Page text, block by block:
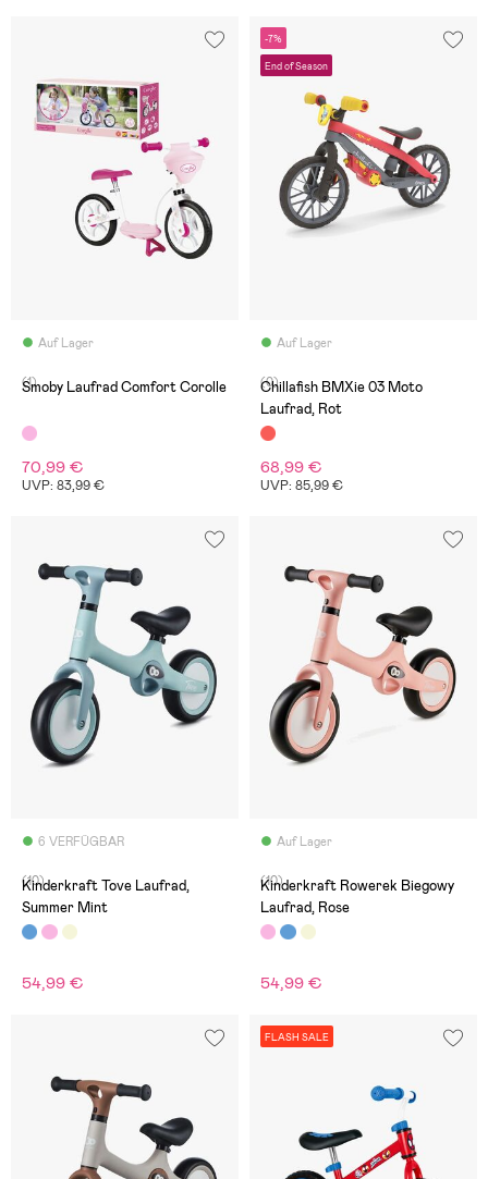
Auf Lager
(1)
Smoby Laufrad Comfort Corolle
70,99 €
UVP: 83,99 €
-7%
End of Season
Auf Lager
(0)
Chillafish BMXie 03 Moto
Laufrad, Rot
68,99 €
UVP: 85,99 €
6 VERFÜGBAR
(10)
Kinderkraft Tove Laufrad,
Summer Mint
54,99 €
Auf Lager
(10)
Kinderkraft Rowerek Biegowy
Laufrad, Rose
54,99 €
FLASH SALE